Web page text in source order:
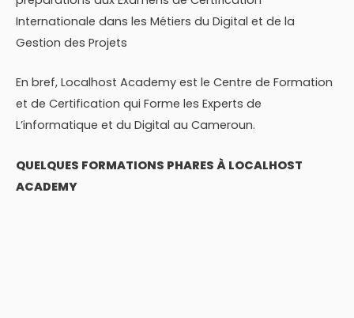
Internationale dans les Métiers du Digital et de la
Gestion des Projets
En bref, Localhost Academy est le Centre de Formation
et de Certification qui Forme les Experts de
L’informatique et du Digital au Cameroun.
QUELQUES FORMATIONS PHARES À LOCALHOST
ACADEMY